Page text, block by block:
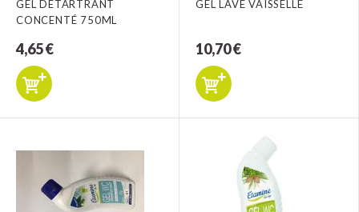
GEL DETARTRANT
CONCENTÉ 750ML
4,65 €
GEL LAVE VAISSELLE
10,70 €